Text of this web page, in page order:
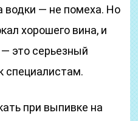
водки — не помеха. Но
хорошего вина, и
это серьезный
специалистам.
при выпивке на